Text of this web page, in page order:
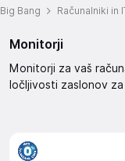
Big Bang Računalniki in
Monitorji
Monitorji za vaš
ločljivosti zaslonov